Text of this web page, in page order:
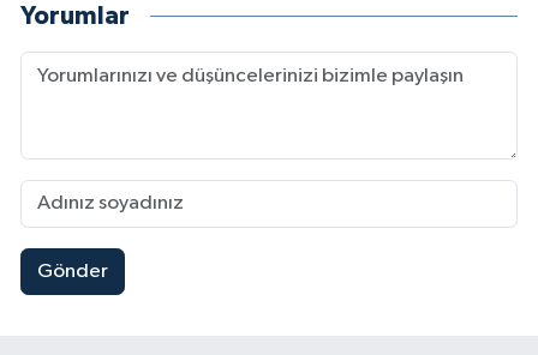
Yorumlar
Gönder